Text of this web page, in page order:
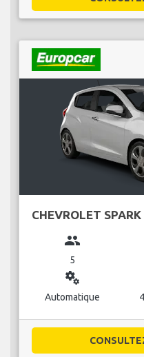
CHEVROLET SPARK
group
5
miscellaneous_services
Automatique